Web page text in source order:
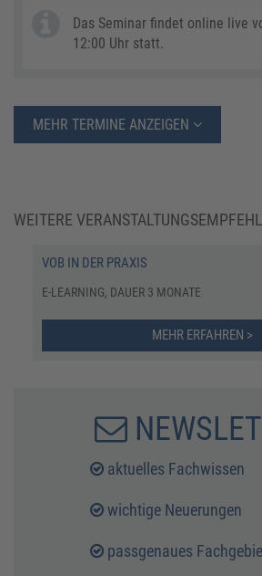
Das Seminar findet online live
12:00 Uhr statt.
MEHR TERMINE ANZEIGEN
WEITERE
VOB IN DER PRAXIS
E-LEARNING, DAUER 3 MONATE
MEHR ERFAHREN >
aktuelles Fachwissen
wichtige Neuerungen
passgenaues